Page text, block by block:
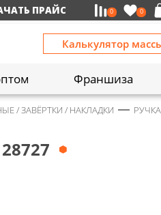
ПРАЙС 0 0
Калькулятор
Франшиза
/ ЗАВЁРТКИ / НАКЛАДКИ